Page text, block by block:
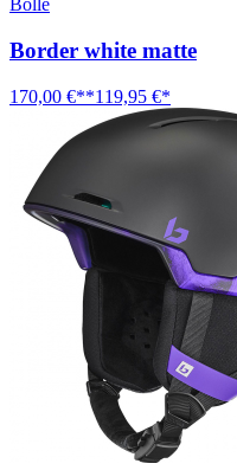
Bolle
Border white matte
170,00 €**119,95 €*